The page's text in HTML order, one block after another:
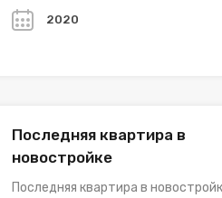
2020
Последняя квартира в
новостройке
Последняя квартира в